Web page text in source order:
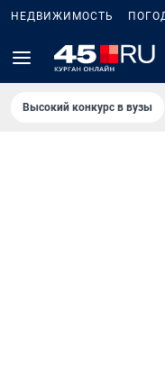
НЕДВИЖИМОСТЬ
Высокий конкурс в вузы